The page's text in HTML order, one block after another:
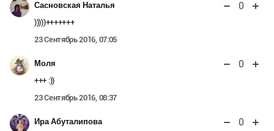
Сасновская Наталья 0
)))))+++++++
23 Сентябрь 2016, 07:05
Моля 0
+++ :))
23 Сентябрь 2016, 08:37
Ира Абуталипова 0